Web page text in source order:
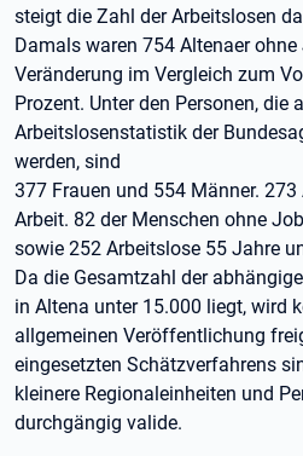
steigt die Zahl der Arbeitslosen
Damals waren 754 Altenaer
Veränderung im Vergleich zum
Prozent. Unter den Personen, die
Arbeitslosenstatistik der
werden, sind
377 Frauen und 554 Männer.
Arbeit. 82 der Menschen ohne
sowie 252 Arbeitslose 55 Jahre
Da die Gesamtzahl der
in Altena unter 15.000 liegt, wird
allgemeinen Veröffentlichung
eingesetzten Schätzverfahrens
kleinere Regionaleinheiten und
durchgängig valide.